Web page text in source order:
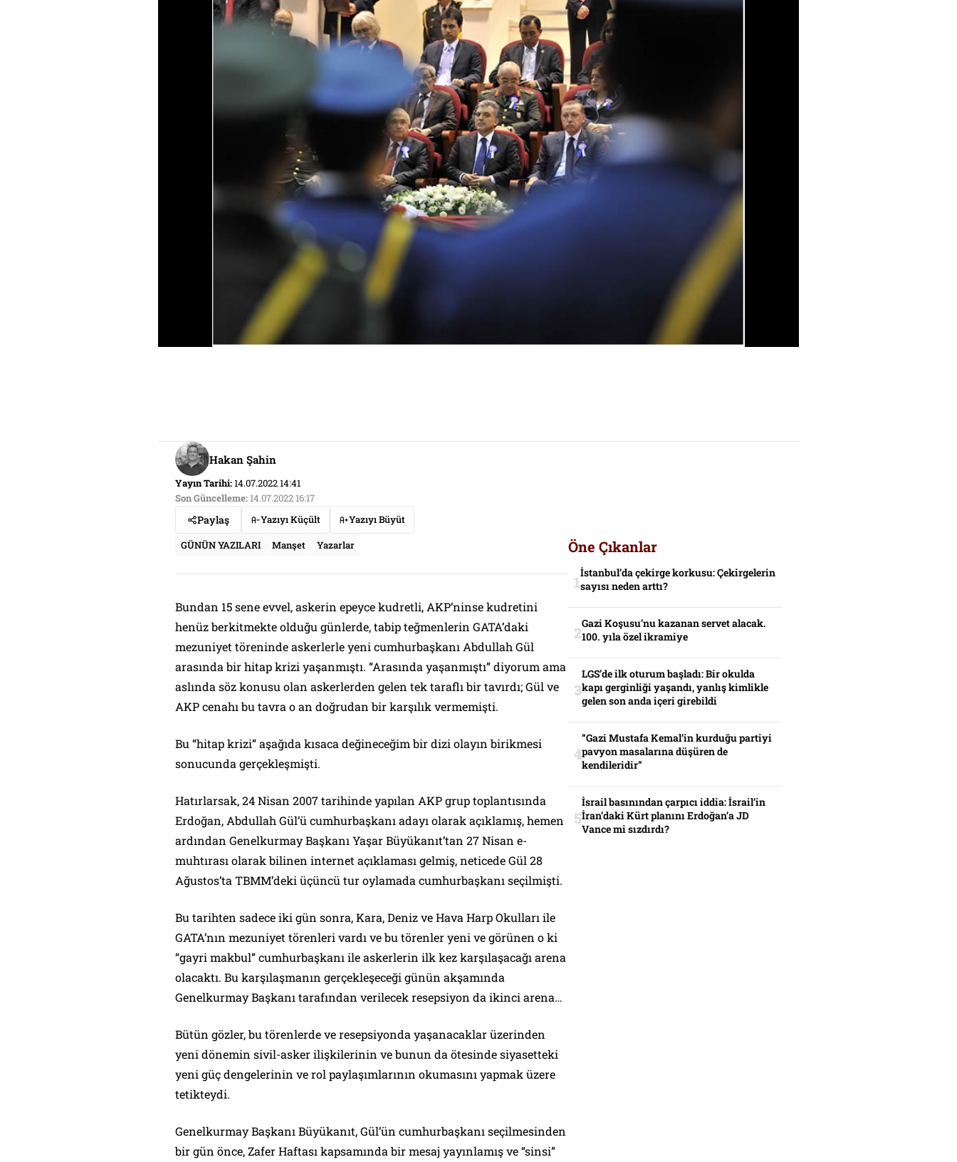
Hakan Şahin
Yayın Tarihi:14.07.2022 14:41
Son Güncelleme: 14.07.2022 16:17
Paylaş Yazıyı Küçült
Yazıyı Büyüt
GÜNÜN YAZILARI
Manşet Yazarlar
Bundan 15 sene evvel, askerin epeyce kudretli, AKP’ninse kudretini
henüz berkitmekte olduğu günlerde, tabip teğmenlerin GATA’daki
mezuniyet töreninde askerlerle yeni cumhurbaşkanı Abdullah Gül
arasında bir hitap krizi yaşanmıştı. “Arasında yaşanmıştı” diyorum ama
aslında söz konusu olan askerlerden gelen tek taraflı bir tavırdı; Gül ve
AKP cenahı bu tavra o an doğrudan bir karşılık vermemişti.
Bu “hitap krizi” aşağıda kısaca değineceğim bir dizi olayın birikmesi
sonucunda gerçekleşmişti.
Hatırlarsak, 24 Nisan 2007 tarihinde yapılan AKP grup toplantısında
Erdoğan, Abdullah Gül’ü cumhurbaşkanı adayı olarak açıklamış, hemen
ardından Genelkurmay Başkanı Yaşar Büyükanıt’tan 27 Nisan e-
muhtırası olarak bilinen internet açıklaması gelmiş, neticede Gül 28
Ağustos’ta TBMM’deki üçüncü tur oylamada cumhurbaşkanı seçilmişti.
Bu tarihten sadece iki gün sonra, Kara, Deniz ve Hava Harp Okulları ile
GATA’nın mezuniyet törenleri vardı ve bu törenler yeni ve görünen o ki
“gayri makbul” cumhurbaşkanı ile askerlerin ilk kez karşılaşacağı arena
olacaktı. Bu karşılaşmanın gerçekleşeceği günün akşamında
Genelkurmay Başkanı tarafından verilecek resepsiyon da ikinci arena…
Bütün gözler, bu törenlerde ve resepsiyonda yaşanacaklar üzerinden
yeni dönemin sivil-asker ilişkilerinin ve bunun da ötesinde siyasetteki
yeni güç dengelerinin ve rol paylaşımlarının okumasını yapmak üzere
tetikteydi.
Genelkurmay Başkanı Büyükanıt, Gül’ün cumhurbaşkanı seçilmesinden
bir gün önce, Zafer Haftası kapsamında bir mesaj yayınlamış ve “sinsi”
Öne Çıkanlar
İstanbul’da çekirge korkusu: Çekirgelerin
sayısı neden arttı?
Gazi Koşusu’nu kazanan servet alacak.
100. yıla özel ikramiye
LGS’de ilk oturum başladı: Bir okulda
kapı gerginliği yaşandı, yanlış kimlikle
gelen son anda içeri girebildi
“Gazi Mustafa Kemal’in kurduğu partiyi
pavyon masalarına düşüren de
kendileridir”
İsrail basınından çarpıcı iddia: İsrail’in
İran’daki Kürt planını Erdoğan’a JD
Vance mi sızdırdı?